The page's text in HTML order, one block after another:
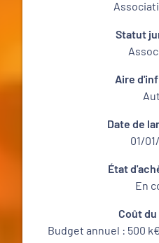
Statut
Aire
Date de
01/
État
En
Coût
Budget annuel : 500